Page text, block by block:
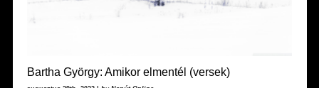
Bartha György: Amikor elmentél (versek)